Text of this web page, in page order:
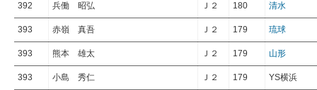
392 兵働 昭弘 Ｊ２ 180 清水
393 赤嶺 真吾 Ｊ２ 179 琉球
393 熊本 雄太 Ｊ２ 179 山形
393 小島 秀仁 Ｊ２ 179 YS横浜